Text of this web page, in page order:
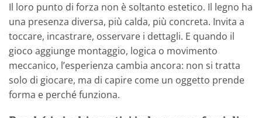
Il loro punto di forza non è soltanto estetico. Il legno ha
una presenza diversa, più calda, più concreta. Invita a
toccare, incastrare, osservare i dettagli. E quando il
gioco aggiunge montaggio, logica o movimento
meccanico, l’esperienza cambia ancora: non si tratta
solo di giocare, ma di capire come un oggetto prende
forma e perché funziona.